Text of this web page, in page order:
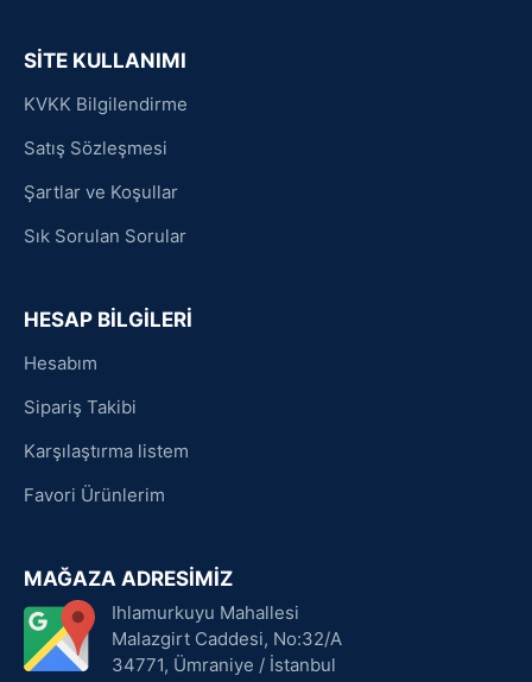
SİTE KULLANIMI
KVKK Bilgilendirme
Satış Sözleşmesi
Şartlar ve Koşullar
Sık Sorulan Sorular
HESAP BİLGİLERİ
Hesabım
Sipariş Takibi
Karşılaştırma listem
Favori Ürünlerim
MAĞAZA ADRESİMİZ
Ihlamurkuyu Mahallesi
Malazgirt Caddesi, No:32/A
34771, Ümraniye / İstanbul